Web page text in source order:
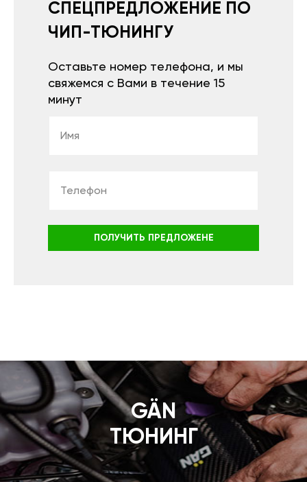
СПЕЦПРЕДЛОЖЕНИЕ ПО
ЧИП-ТЮНИНГУ
Оставьте номер телефона, и мы
свяжемся с Вами в течение 15
минут
ПОЛУЧИТЬ ПРЕДЛОЖЕНЕ
GÄN
ТЮНИНГ